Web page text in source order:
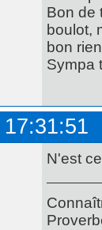
Bon de
boulot,
bon
Sympa
N'est